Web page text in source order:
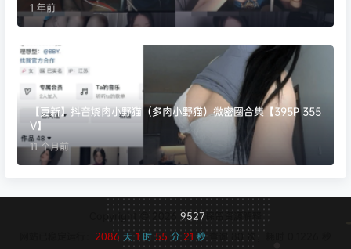
1 年前
【更新】抖音烧肉小野猫（多肉小野猫）微密圈合集【395P 355
V】
11 个月前
Copyright © 2026 9527 保留资源解释
2086 天1时55 分21 秒 查询 80 次，耗时 0.1226 秒